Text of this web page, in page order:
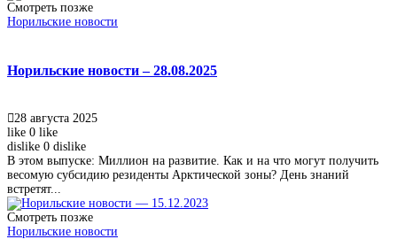
Смотреть позже
Норильские новости
Норильские новости – 28.08.2025
28 августа 2025
like 0 like
dislike 0 dislike
В этом выпуске: Миллион на развитие. Как и на что могут получить
весомую субсидию резиденты Арктической зоны? День знаний
встретят...
Смотреть позже
Норильские новости